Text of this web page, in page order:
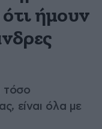
ήμουν
τόσο
είναι όλα με